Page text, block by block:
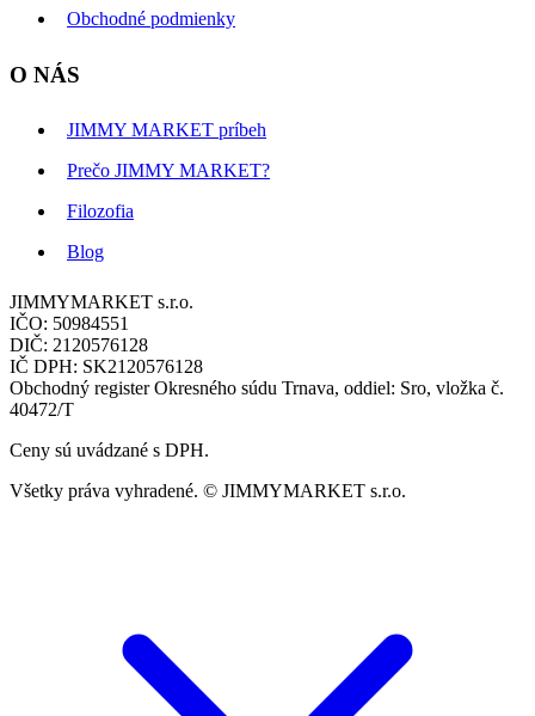
Obchodné podmienky
O NÁS
JIMMY MARKET príbeh
Prečo JIMMY MARKET?
Filozofia
Blog
JIMMYMARKET s.r.o.
IČO: 50984551
DIČ: 2120576128
IČ DPH: SK2120576128
Obchodný register Okresného súdu Trnava, oddiel: Sro, vložka č.
40472/T
Ceny sú uvádzané s DPH.
Všetky práva vyhradené. © JIMMYMARKET s.r.o.